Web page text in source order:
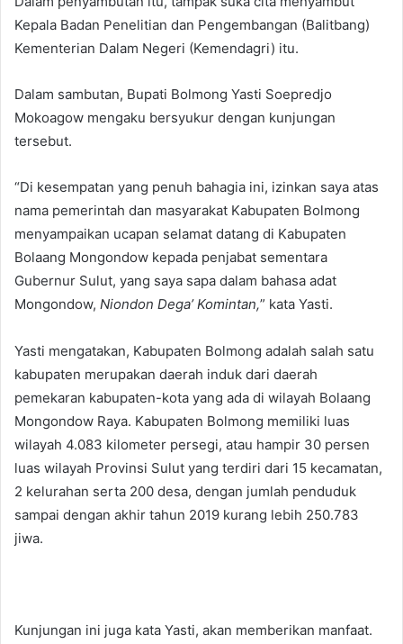
Kepala Badan Penelitian dan Pengembangan (Balitbang)
Kementerian Dalam Negeri (Kemendagri) itu.
Dalam sambutan, Bupati Bolmong Yasti Soepredjo
Mokoagow mengaku bersyukur dengan kunjungan
tersebut.
“Di kesempatan yang penuh bahagia ini, izinkan saya atas
nama pemerintah dan masyarakat Kabupaten Bolmong
menyampaikan ucapan selamat datang di Kabupaten
Bolaang Mongondow kepada penjabat sementara
Gubernur Sulut, yang saya sapa dalam bahasa adat
Mongondow, Niondon Dega’ Komintan,” kata Yasti.
Yasti mengatakan, Kabupaten Bolmong adalah salah satu
kabupaten merupakan daerah induk dari daerah
pemekaran kabupaten-kota yang ada di wilayah Bolaang
Mongondow Raya. Kabupaten Bolmong memiliki luas
wilayah 4.083 kilometer persegi, atau hampir 30 persen
luas wilayah Provinsi Sulut yang terdiri dari 15 kecamatan,
2 kelurahan serta 200 desa, dengan jumlah penduduk
sampai dengan akhir tahun 2019 kurang lebih 250.783
jiwa.
Kunjungan ini juga kata Yasti, akan memberikan manfaat.